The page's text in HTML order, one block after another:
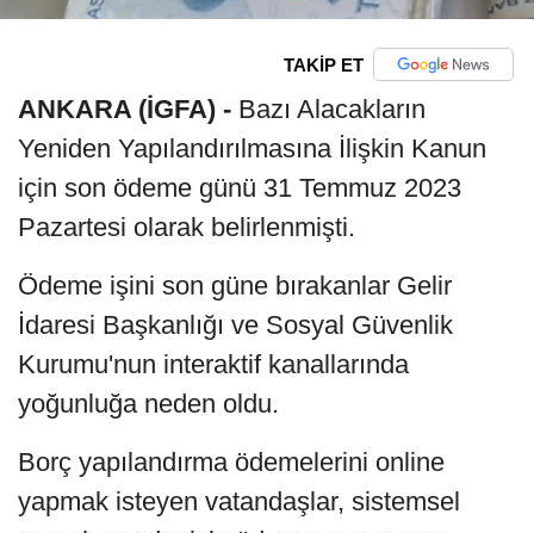
TAKİP ET
ANKARA (İGFA) - Bazı Alacakların
Yeniden Yapılandırılmasına İlişkin Kanun
için son ödeme günü 31 Temmuz 2023
Pazartesi olarak belirlenmişti.
Ödeme işini son güne bırakanlar Gelir
İdaresi Başkanlığı ve Sosyal Güvenlik
Kurumu'nun interaktif kanallarında
yoğunluğa neden oldu.
Borç yapılandırma ödemelerini online
yapmak isteyen vatandaşlar, sistemsel